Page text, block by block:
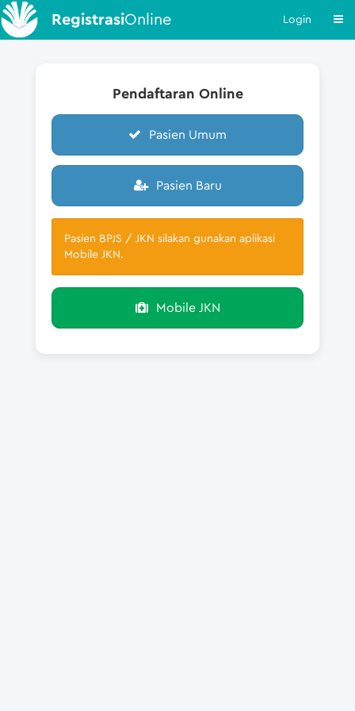
RegistrasiOnline Login
Pendaftaran Online
Pasien Umum
Pasien Baru
Pasien BPJS / JKN silakan gunakan aplikasi
Mobile JKN.
Mobile JKN